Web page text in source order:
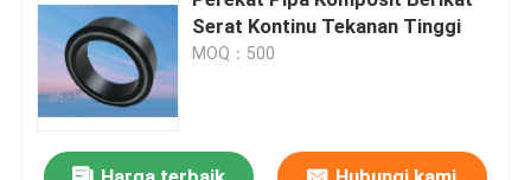
Pipa Komposit Termoplastik
Serat Kontinu Tekanan Tinggi
MOQ：500